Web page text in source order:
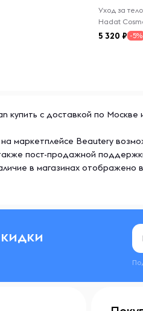
Уход за
Hadat
5 320 -5%
купить с доставкой по
маркетплейсе Beautery
пост-продажной
в магазинах отображено